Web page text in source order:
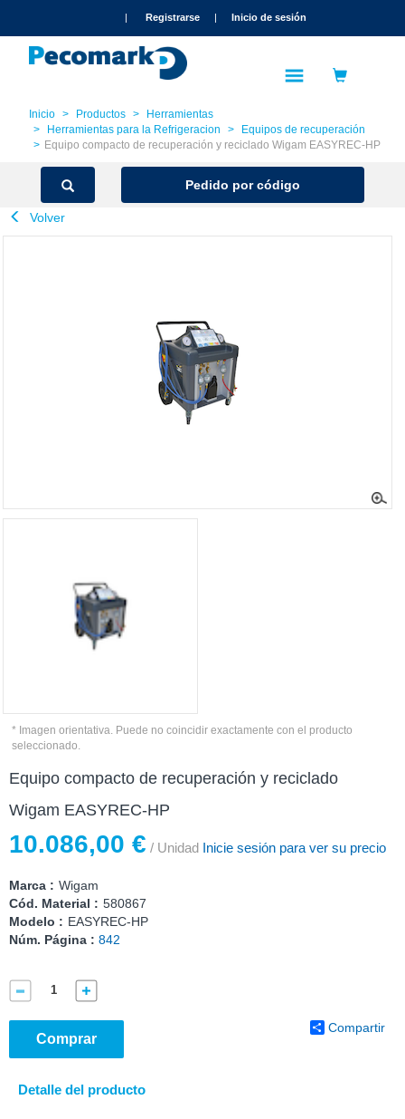
| Registrarse | Inicio de sesión
Inicio Productos
Herramientas
Herramientas para la Refrigeracion
Equipos de recuperación
Equipo compacto de recuperación y reciclado Wigam EASYREC-HP
Pedido por código
Volver
* Imagen orientativa. Puede no coincidir exactamente con el producto
seleccionado.
Equipo compacto de recuperación y reciclado
Wigam EASYREC-HP
10.086,00 € / Unidad Inicie sesión para ver su precio
Marca : Wigam
Cód. Material : 580867
Modelo : EASYREC-HP
Núm. Página : 842
Comprar
Compartir
Detalle del producto